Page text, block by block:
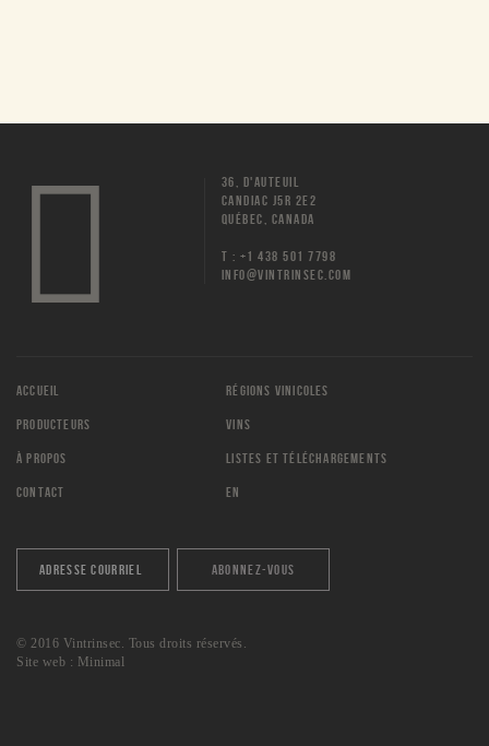
36, D'AUTEUIL
CANDIAC J5R 2E2
QUÉBEC, CANADA
T : +1 438 501 7798
INFO@VINTRINSEC.COM
ACCUEIL RÉGIONS VINICOLES
PRODUCTEURS VINS
À PROPOS LISTES ET TÉLÉCHARGEMENTS
CONTACT EN
© 2016 Vintrinsec. Tous droits réservés.
Site web : Minimal